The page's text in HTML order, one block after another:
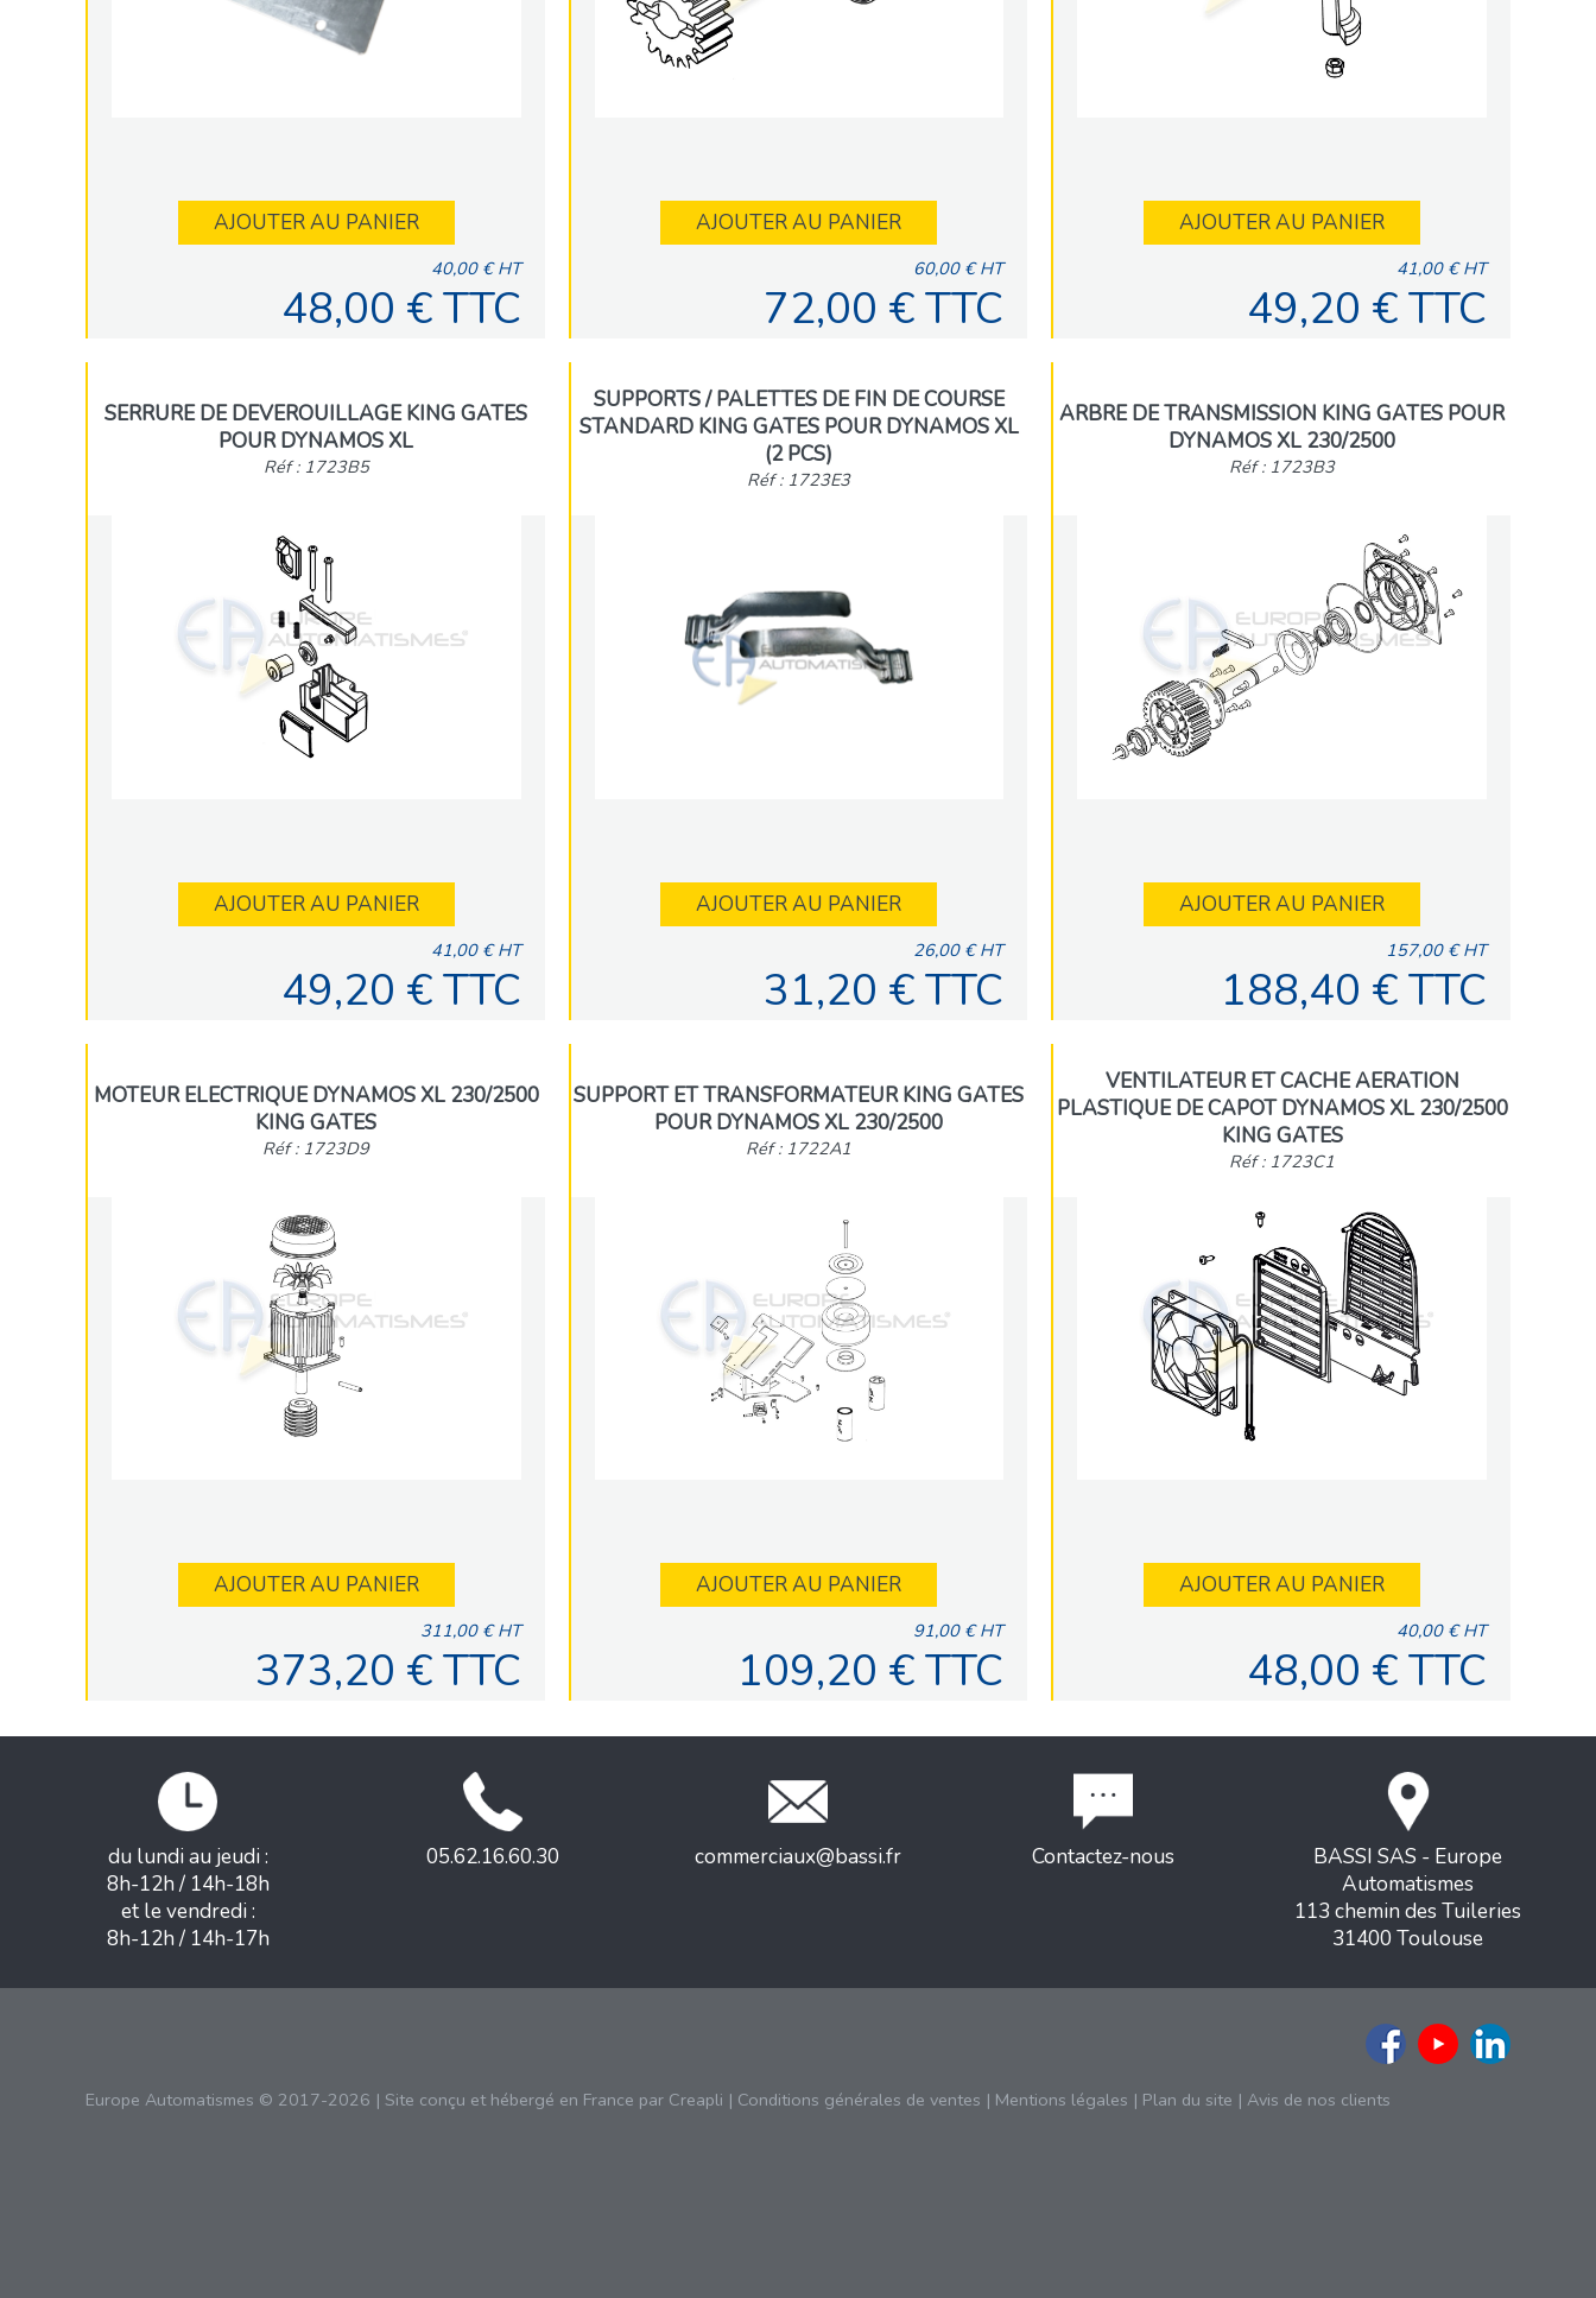
AJOUTER AU PANIER
40,00 € HT
48,00 € TTC
AJOUTER AU PANIER
60,00 € HT
72,00 € TTC
AJOUTER AU PANIER
41,00 € HT
49,20 € TTC
SERRURE DE DEVEROUILLAGE KING GATES
POUR DYNAMOS XL
Réf : 1723B5
AJOUTER AU PANIER
41,00 € HT
49,20 € TTC
SUPPORTS / PALETTES DE FIN DE COURSE
STANDARD KING GATES POUR DYNAMOS XL
(2 PCS)
Réf : 1723E3
AJOUTER AU PANIER
26,00 € HT
31,20 € TTC
ARBRE DE TRANSMISSION KING GATES POUR
DYNAMOS XL 230/2500
Réf : 1723B3
AJOUTER AU PANIER
157,00 € HT
188,40 € TTC
MOTEUR ELECTRIQUE DYNAMOS XL 230/2500
KING GATES
Réf : 1723D9
AJOUTER AU PANIER
311,00 € HT
373,20 € TTC
SUPPORT ET TRANSFORMATEUR KING GATES
POUR DYNAMOS XL 230/2500
Réf : 1722A1
AJOUTER AU PANIER
91,00 € HT
109,20 € TTC
VENTILATEUR ET CACHE AERATION
PLASTIQUE DE CAPOT DYNAMOS XL 230/2500
KING GATES
Réf : 1723C1
AJOUTER AU PANIER
40,00 € HT
48,00 € TTC
du lundi au jeudi :
8h-12h / 14h-18h
et le vendredi :
8h-12h / 14h-17h
05.62.16.60.30 commerciaux@bassi.fr Contactez-nous
BASSI SAS - Europe
Automatismes
113 chemin des Tuileries
31400 Toulouse
Europe Automatismes © 2017-2026 | Site conçu et hébergé en France par Creapli | Conditions générales de ventes | Mentions légales | Plan du site | Avis de nos clients